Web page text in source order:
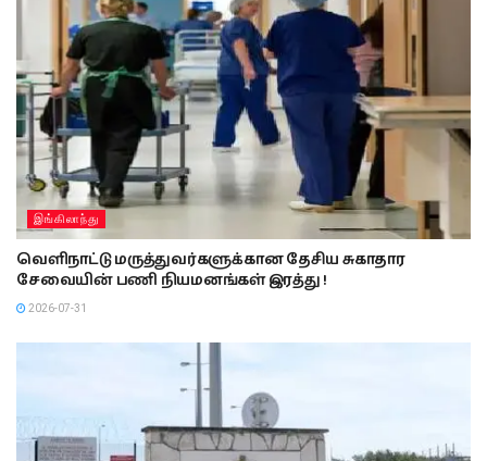
இங்கிலாந்து
வெளிநாட்டு மருத்துவர்களுக்கான தேசிய சுகாதார
சேவையின் பணி நியமனங்கள் இரத்து !
2026-07-31